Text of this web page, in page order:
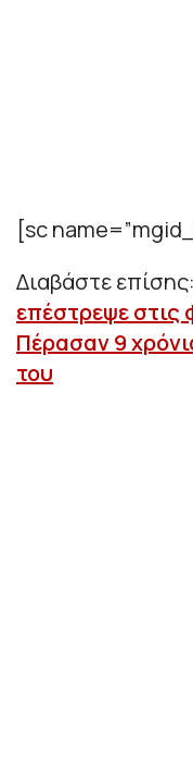
[sc
Διαβάστε επίσης:
επέστρεψε στις
Πέρασαν 9
του